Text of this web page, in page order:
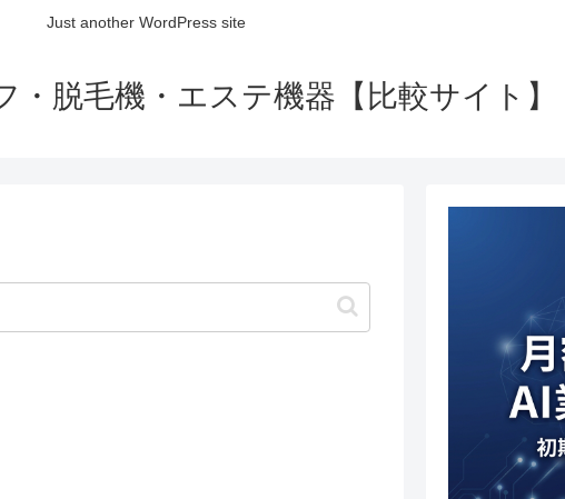
Just another WordPress site
・脱毛機・エステ機器【比較サイト】